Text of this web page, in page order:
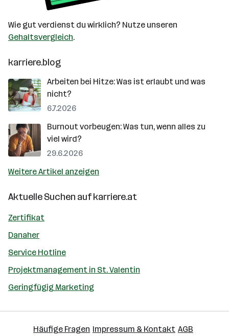
Wie gut verdienst du wirklich? Nutze unseren
Gehaltsvergleich.
karriere.blog
Arbeiten bei Hitze: Was ist erlaubt und was
nicht?
6.7.2026
Burnout vorbeugen: Was tun, wenn alles zu
viel wird?
29.6.2026
Weitere Artikel anzeigen
Aktuelle Suchen aufkarriere.at
Zertifikat
Danaher
Service Hotline
Projektmanagement in St. Valentin
Geringfügig Marketing
Häufige Fragen Impressum & Kontakt AGB